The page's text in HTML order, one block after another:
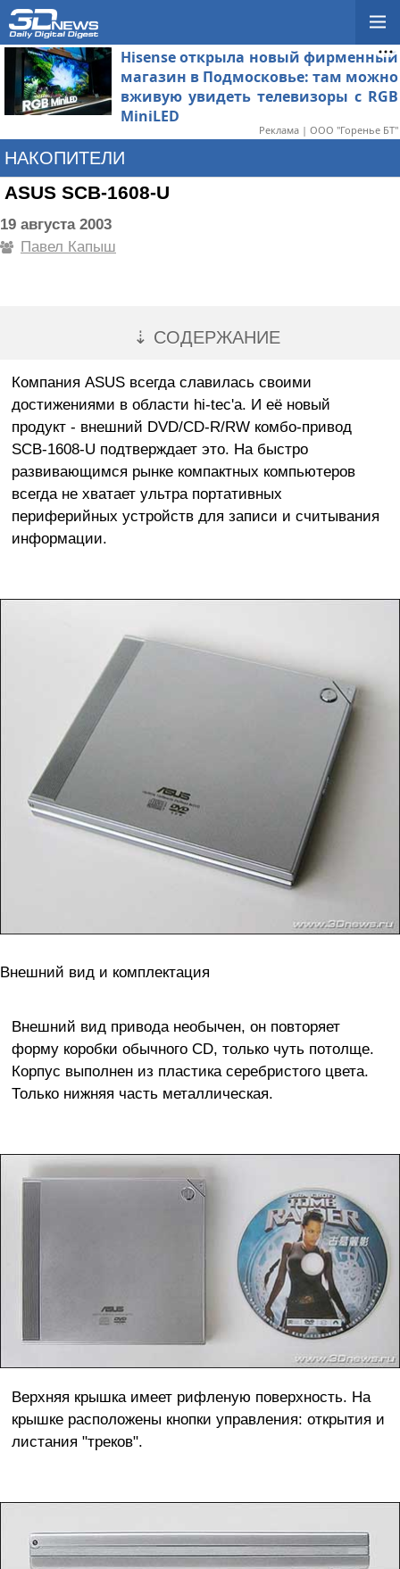
Hisense открыла новый фирменный
магазин в Подмосковье: там можно
вживую увидеть телевизоры с RGB
MiniLED
Реклама | ООО "Горенье БТ"
НАКОПИТЕЛИ
ASUS SCB-1608-U
19 августа 2003
Павел Капыш
⇣ СОДЕРЖАНИЕ
Компания ASUS всегда славилась своими
достижениями в области hi-tec'а. И её новый
продукт - внешний DVD/CD-R/RW комбо-привод
SCB-1608-U подтверждает это. На быстро
развивающимся рынке компактных компьютеров
всегда не хватает ультра портативных
периферийных устройств для записи и считывания
информации.
Внешний вид и комплектация
Внешний вид привода необычен, он повторяет
форму коробки обычного CD, только чуть потолще.
Корпус выполнен из пластика серебристого цвета.
Только нижняя часть металлическая.
Верхняя крышка имеет рифленую поверхность. На
крышке расположены кнопки управления: открытия и
листания "треков".